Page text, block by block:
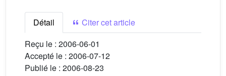
Détail
Citer cet article
Reçu le : 2006-06-01
Accepté le : 2006-07-12
Publié le : 2006-08-23